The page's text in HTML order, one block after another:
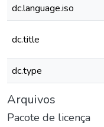
dc.language.iso
dc.title
dc.type
Arquivos
Pacote de licença